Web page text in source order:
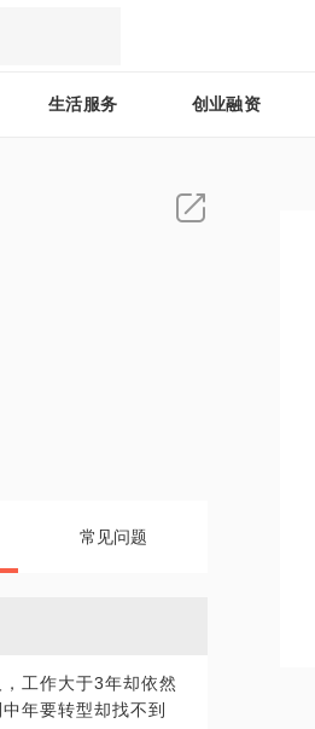
生活服务 创业融资
常见问题
工作大于3年却依然
年要转型却找不到